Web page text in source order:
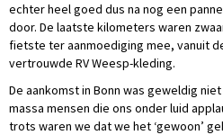
echter heel goed dus na nog een
door. De laatste kilometers waren
fietste ter aanmoediging mee, vanuit
vertrouwde RV Weesp-kleding.
De aankomst in Bonn was geweldig
massa mensen die ons onder luid
trots waren we dat we het ‘gewoon’